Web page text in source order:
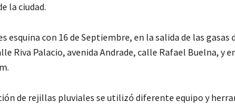
la ciudad.
con 16 de Septiembre, en la salida de las gasas
Riva Palacio, avenida Andrade, calle Rafael Buelna, y
de rejillas pluviales se utilizó diferente equipo y